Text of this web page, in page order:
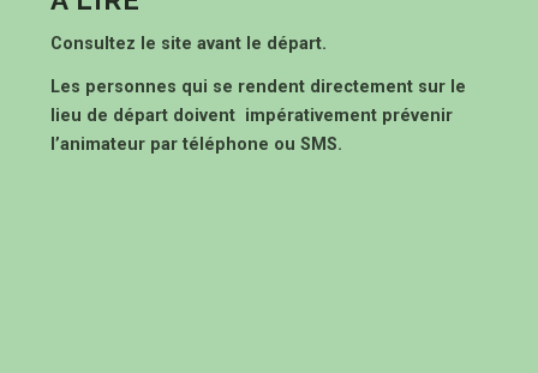
Consultez le site avant le départ.
Les personnes qui se rendent directement sur le
lieu de départ doivent impérativement prévenir
l’animateur par téléphone ou SMS.